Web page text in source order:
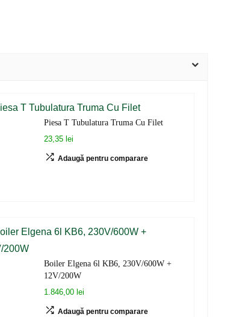
Piesa T Tubulatura Truma Cu Filet
23,35 lei
Adaugă pentru comparare
Boiler Elgena 6l KB6, 230V/600W +
12V/200W
1.846,00 lei
Adaugă pentru comparare